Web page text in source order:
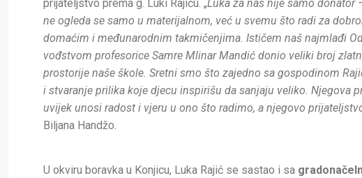
prijateljstvo prema g. Luki Rajiću. „Luka za nas nije samo donator
ne ogleda se samo u materijalnom, već u svemu što radi za
domaćim i međunarodnim takmičenjima. Ističem naš najmlađi
vođstvom profesorice Samre Mlinar Mandić donio veliki broj
prostorije naše škole. Sretni smo što zajedno sa gospodinom
i stvaranje prilika koje djecu inspirišu da sanjaju veliko. Njegova
uvijek unosi radost i vjeru u ono što radimo, a njegovo
Biljana Handžo.
U okviru boravka u Konjicu, Luka Rajić se sastao i sa